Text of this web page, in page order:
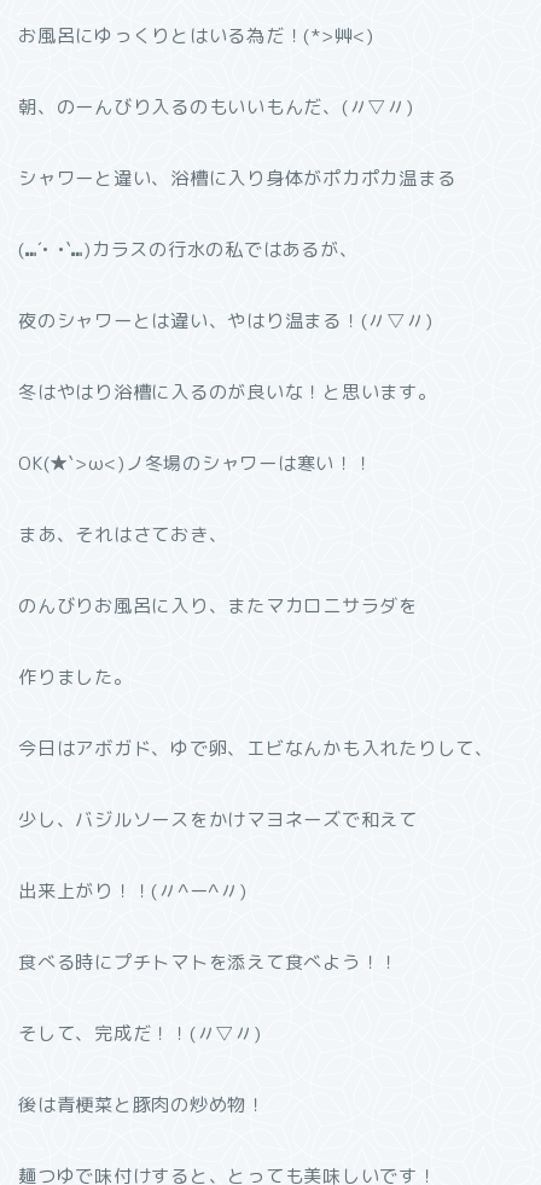
お風呂にゆっくりとはいる為だ！(*>艸<)
朝、のーんびり入るのもいいもんだ、(〃▽〃)
シャワーと違い、浴槽に入り身体がポカポカ温まる
(⑉´• •`⑉)カラスの行水の私ではあるが、
夜のシャワーとは違い、やはり温まる！(〃▽〃)
冬はやはり浴槽に入るのが良いな！と思います。
OK(★`>ω<)ノ冬場のシャワーは寒い！！
まあ、それはさておき、
のんびりお風呂に入り、またマカロニサラダを
作りました。
今日はアボガド、ゆで卵、エビなんかも入れたりして、
少し、バジルソースをかけマヨネーズで和えて
出来上がり！！(〃^ー^〃)
食べる時にプチトマトを添えて食べよう！！
そして、完成だ！！(〃▽〃)
後は青梗菜と豚肉の炒め物！
麺つゆで味付けすると、とっても美味しいです！